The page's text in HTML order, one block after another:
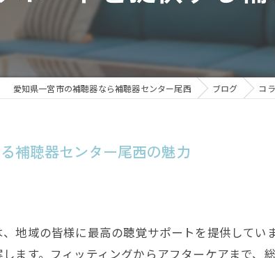
愛知県一宮市の補聴器なら補聴器センター尾西 ブログ コ
補聴器センター尾西の魅力
地域の皆様に最高の聴覚サポートを提供して
ます。フィッティングからアフターケアまで、